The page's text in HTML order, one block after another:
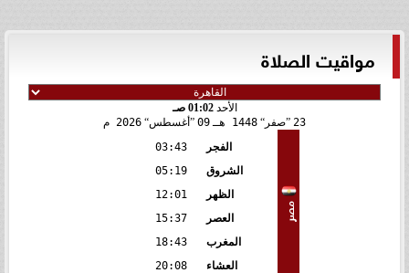
مواقيت الصلاة
الأحد01:02 صـ
23 صفر 1448 هـ 09 أغسطس 2026 م
مصر
الفجر
03:43
الشروق
05:19
الظهر
12:01
العصر
15:37
المغرب
18:43
العشاء
20:08